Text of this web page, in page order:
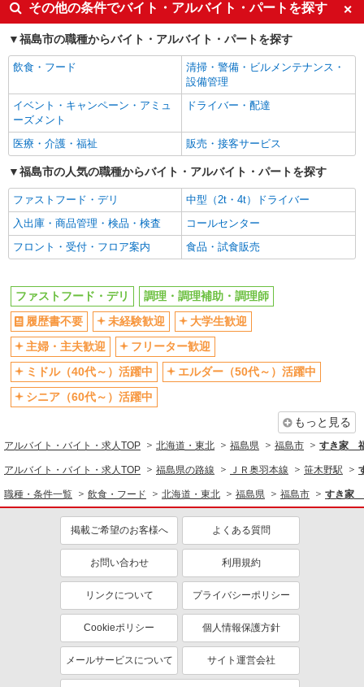
短時間勤務（1日4h以内）OK
深夜
車通勤OK
扶養内勤務OK
交通費支給
社会保険あり
社員登用あり
その他の条件でバイト・アルバイト・パートを探す
福島市の職種からバイト・アルバイト・パートを探す
飲食・フード
清掃・警備・ビルメンテナンス・
設備管理
イベント・キャンペーン・アミュ
ーズメント
ドライバー・配達
医療・介護・福祉 販売・接客サービス
福島市の人気の職種からバイト・アルバイト・パートを探す
ファストフード・デリ
中型（2t・4t）ドライバー
入出庫・商品管理・検品・検査
コールセンター
フロント・受付・フロア案内
食品・試食販売
ファストフード・デリ
調理・調理補助・調理師
履歴書不要
未経験歓迎
大学生歓迎
主婦・主夫歓迎
フリーター歓迎
ミドル（40代～）活躍中
エルダー（50代～）活躍中
シニア（60代～）活躍中
もっと見る
アルバイト・バイト・求人TOP 北海道・東北 福島県 福島市 すき家
アルバイト・バイト・求人TOP 福島県の路線 ＪＲ奥羽本線 笹木野駅
職種・条件一覧 飲食・フード 北海道・東北 福島県 福島市 すき家
掲載ご希望のお客様へ よくある質問
お問い合わせ 利用規約
リンクについて プライバシーポリシー
Cookieポリシー 個人情報保護方針
メールサービスについて サイト運営会社